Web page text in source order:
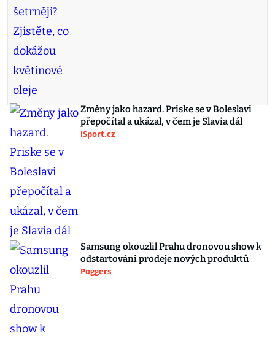
Změny jako hazard. Priske se v Boleslavi
přepočítal a ukázal, v čem je Slavia dál
iSport.cz
Samsung okouzlil Prahu dronovou show k
odstartování prodeje nových produktů
Poggers